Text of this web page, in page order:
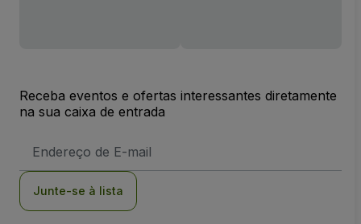
Receba eventos e ofertas interessantes diretamente
na sua caixa de entrada
de
Junte-se à lista